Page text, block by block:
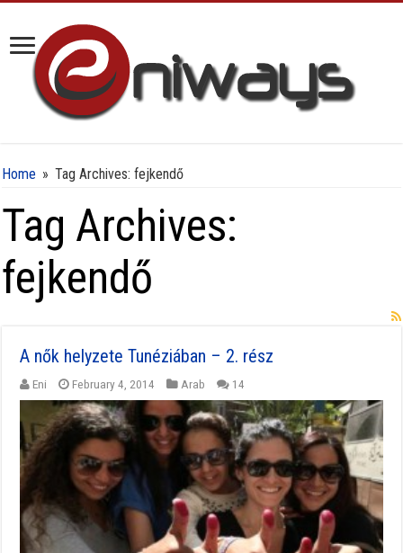
Home » Tag Archives: fejkendő
Tag Archives:
fejkendő
A nők helyzete Tunéziában – 2. rész
Eni February 4, 2014 Arab 14